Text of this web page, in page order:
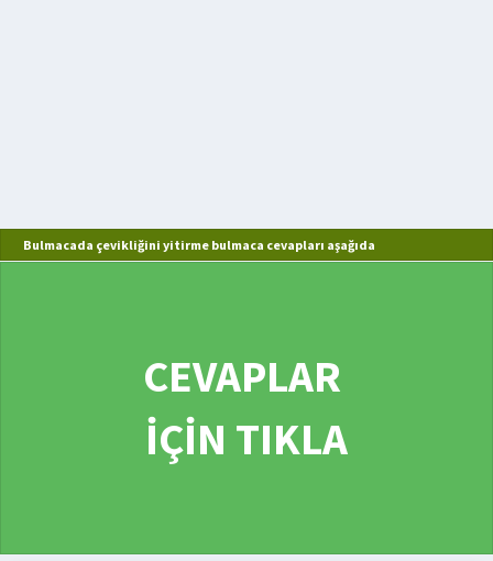
Bulmacada çevikliğini yitirme bulmaca cevapları aşağıda
CEVAPLAR
İÇİN TIKLA